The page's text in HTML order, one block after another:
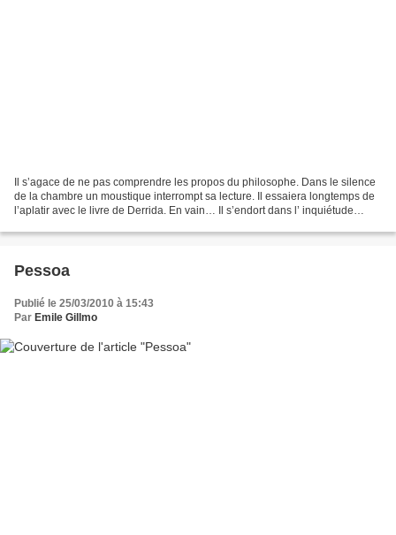
Il s’agace de ne pas comprendre les propos du philosophe. Dans le silence
de la chambre un moustique interrompt sa lecture. Il essaiera longtemps de
l’aplatir avec le livre de Derrida. En vain… Il s’endort dans l’ inquiétude
Pessoa
Publié le 25/03/2010 à 15:43
Par Emile Gillmo